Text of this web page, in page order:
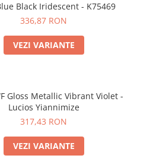
Black Iridescent - K75469
336,87 RON
VEZI VARIANTE
Gloss Metallic Vibrant Violet -
Lucios Yiannimize
317,43 RON
VEZI VARIANTE